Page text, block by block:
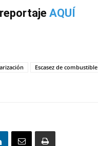
AQUÍ
Escasez de combustible